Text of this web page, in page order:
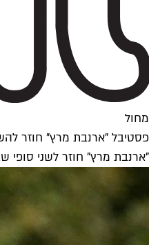
מחול
פסטיבל "ארנבת מרץ" חוזר
"ארנבת מרץ" חוזר לשני סופי